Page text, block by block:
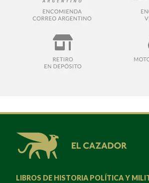
LIBROS DE HISTORIA POLÍTICA Y